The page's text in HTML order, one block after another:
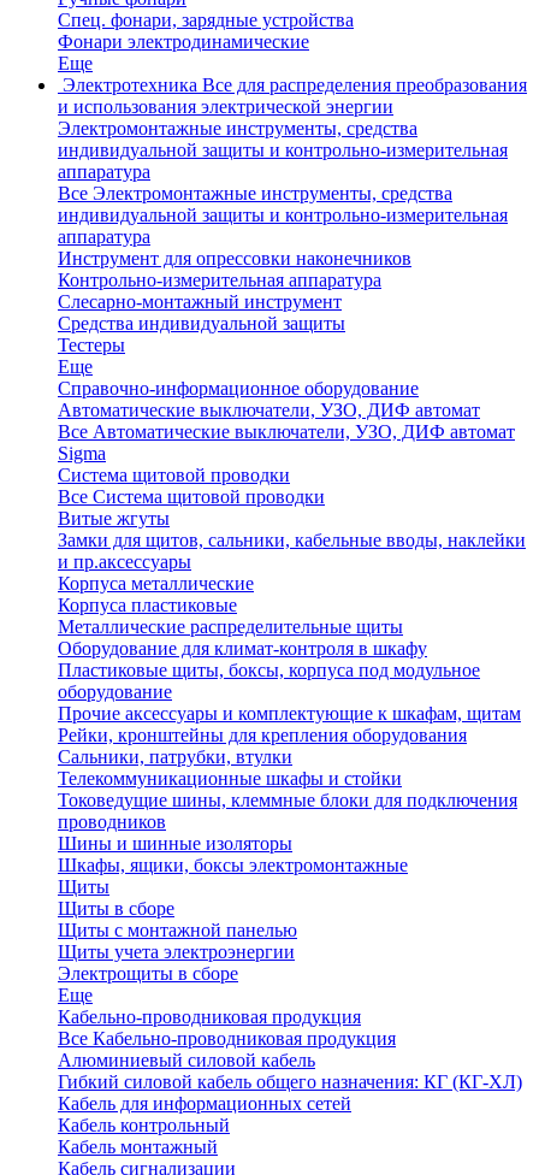
Спец. фонари, зарядные устройства
Фонари электродинамические
Еще
Электротехника Все для распределения преобразования
и использования электрической энергии
Электромонтажные инструменты, средства
индивидуальной защиты и контрольно-измерительная
аппаратура
Все Электромонтажные инструменты, средства
индивидуальной защиты и контрольно-измерительная
аппаратура
Инструмент для опрессовки наконечников
Контрольно-измерительная аппаратура
Слесарно-монтажный инструмент
Средства индивидуальной защиты
Тестеры
Еще
Справочно-информационное оборудование
Автоматические выключатели, УЗО, ДИФ автомат
Все Автоматические выключатели, УЗО, ДИФ автомат
Sigma
Система щитовой проводки
Все Система щитовой проводки
Витые жгуты
Замки для щитов, сальники, кабельные вводы, наклейки
и пр.аксессуары
Корпуса металлические
Корпуса пластиковые
Металлические распределительные щиты
Оборудование для климат-контроля в шкафу
Пластиковые щиты, боксы, корпуса под модульное
оборудование
Прочие аксессуары и комплектующие к шкафам, щитам
Рейки, кронштейны для крепления оборудования
Сальники, патрубки, втулки
Телекоммуникационные шкафы и стойки
Токоведущие шины, клеммные блоки для подключения
проводников
Шины и шинные изоляторы
Шкафы, ящики, боксы электромонтажные
Щиты
Щиты в сборе
Щиты с монтажной панелью
Щиты учета электроэнергии
Электрощиты в сборе
Еще
Кабельно-проводниковая продукция
Все Кабельно-проводниковая продукция
Алюминиевый силовой кабель
Гибкий силовой кабель общего назначения: КГ (КГ-ХЛ)
Кабель для информационных сетей
Кабель контрольный
Кабель монтажный
Кабель сигнализации